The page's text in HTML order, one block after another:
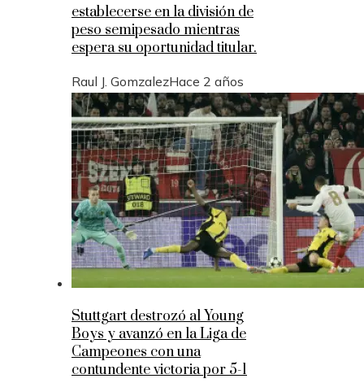
establecerse en la división de
peso semipesado mientras
espera su oportunidad titular.
Raul J. GomzalezHace 2 años
Stuttgart destrozó al Young
Boys y avanzó en la Liga de
Campeones con una
contundente victoria por 5-1